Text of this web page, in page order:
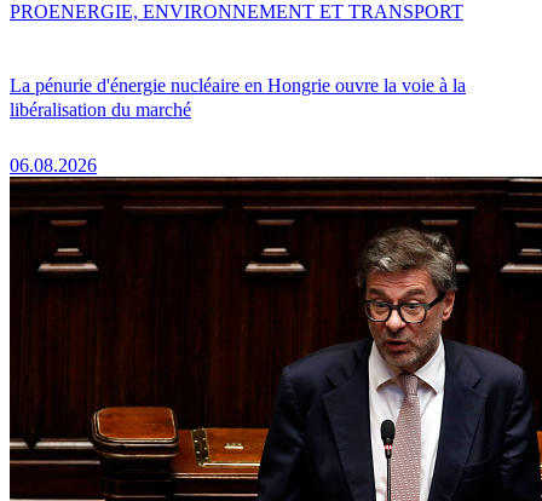
La pénurie d'énergie nucléaire en Hongrie ouvre la voie à la
libéralisation du marché
06.08.2026
PROENERGIE, ENVIRONNEMENT ET TRANSPORT